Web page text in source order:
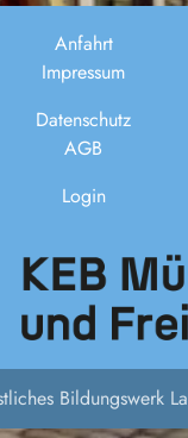
Anfahrt
Impressum
Datenschutz
AGB
Login
Bildungswerk